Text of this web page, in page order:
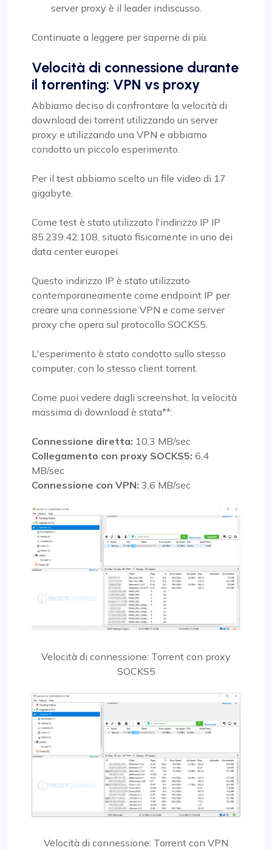
server proxy è il leader indiscusso.
Continuate a leggere per saperne di più.
Velocità di connessione durante
il torrenting: VPN vs proxy
Abbiamo deciso di confrontare la velocità di
download dei torrent utilizzando un server
proxy e utilizzando una VPN e abbiamo
condotto un piccolo esperimento.
Per il test abbiamo scelto un file video di 17
gigabyte.
Come test è stato utilizzato l'indirizzo IP IP
85.239.42.108, situato fisicamente in uno dei
data center europei.
Questo indirizzo IP è stato utilizzato
contemporaneamente come endpoint IP per
creare una connessione VPN e come server
proxy che opera sul protocollo SOCKS5.
L'esperimento è stato condotto sullo stesso
computer, con lo stesso client torrent.
Come puoi vedere dagli screenshot, la velocità
massima di download è stata**:
Connessione diretta: 10,3 MB/sec
Collegamento con proxy SOCKS5: 6,4
MB/sec
Connessione con VPN: 3,6 MB/sec
Velocità di connessione: Torrent con proxy
SOCKS5
Velocità di connessione: Torrent con VPN